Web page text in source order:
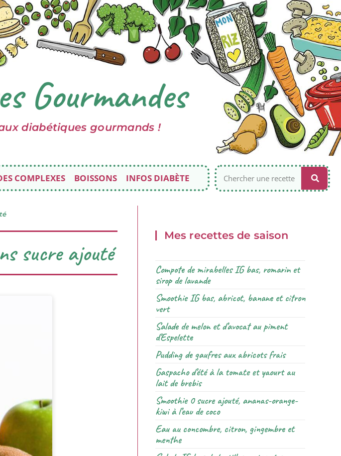
Gourmandes
diabétiques gourmands !
COMPLEXES BOISSONS INFOS DIABÈTE
sucre ajouté
Mes recettes de saison
Compote de mirabelles IG bas, romarin et
sirop de lavande
Smoothie IG bas, abricot, banane et citron
vert
Salade de melon et d’avocat au piment
d’Espelette
Pudding de gaufres aux abricots frais
Gaspacho d’été à la tomate et yaourt au
lait de brebis
Smoothie 0 sucre ajouté, ananas-orange-
kiwi à l’eau de coco
Eau au concombre, citron, gingembre et
menthe